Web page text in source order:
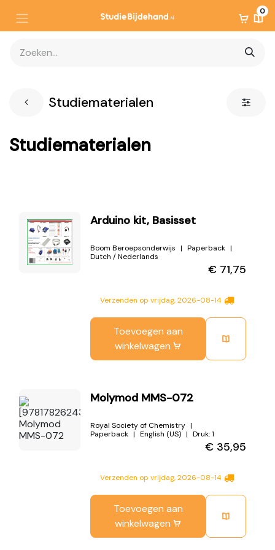
0
Studiematerialen
Studiematerialen
Arduino kit, Basisset
Boom Beroepsonderwijs
Paperback
Dutch / Nederlands
€ 71,75
Verzenden op vrijdag, 2026-08-14
Toevoegen aan
winkelwagen
Molymod MMS-072
Royal Society of Chemistry
Paperback
English (US) Druk:1
€ 35,95
Verzenden op vrijdag, 2026-08-14
Toevoegen aan
winkelwagen